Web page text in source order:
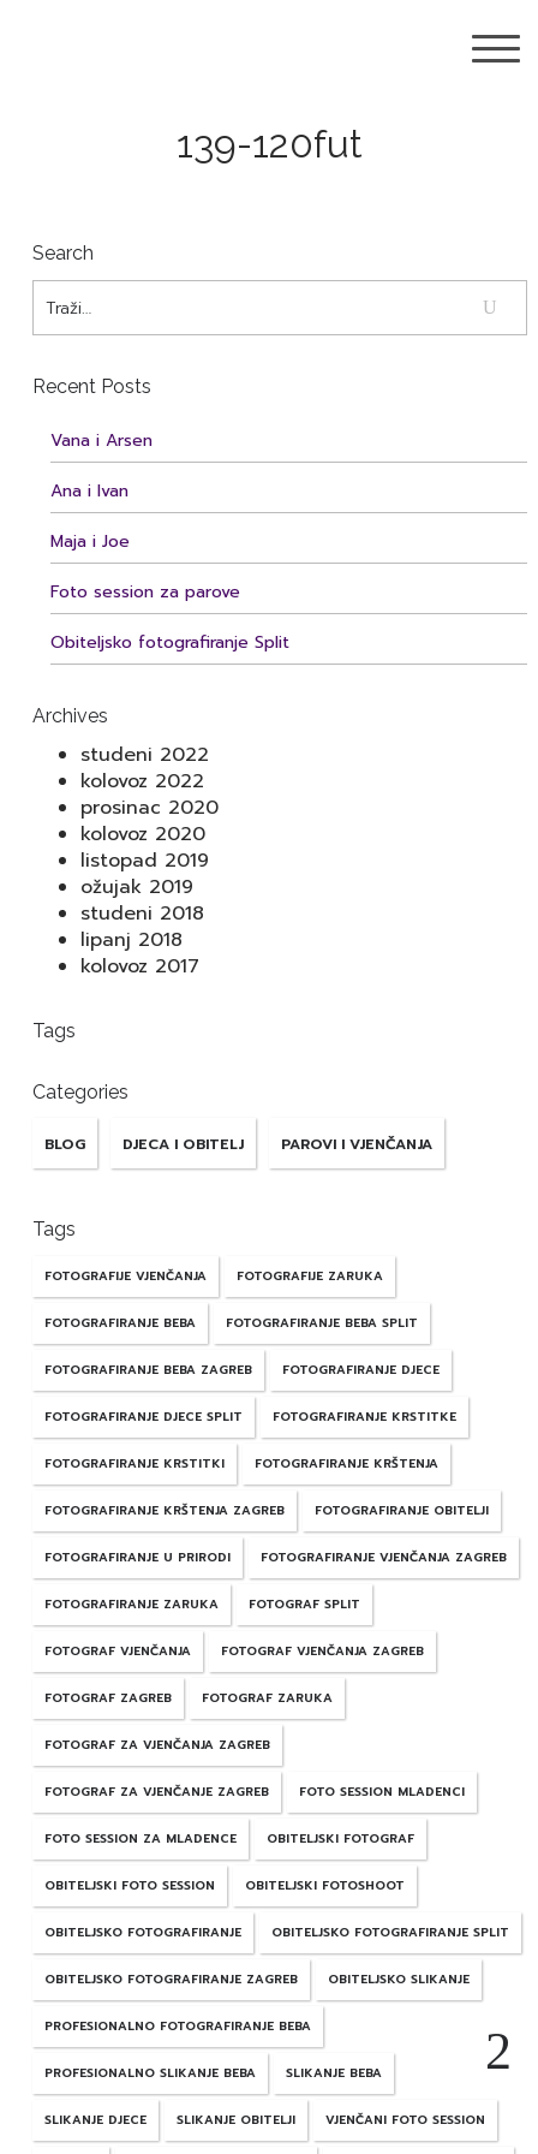
139-120fut
Search
Recent Posts
Vana i Arsen
Ana i Ivan
Maja i Joe
Foto session za parove
Obiteljsko fotografiranje Split
Archives
studeni 2022
kolovoz 2022
prosinac 2020
kolovoz 2020
listopad 2019
ožujak 2019
studeni 2018
lipanj 2018
kolovoz 2017
Tags
Categories
BLOG DJECA I OBITELJ PAROVI I VJENČANJA
Tags
FOTOGRAFIJE VJENČANJA FOTOGRAFIJE ZARUKA
FOTOGRAFIRANJE BEBA FOTOGRAFIRANJE BEBA SPLIT
FOTOGRAFIRANJE BEBA ZAGREB FOTOGRAFIRANJE DJECE
FOTOGRAFIRANJE DJECE SPLIT FOTOGRAFIRANJE KRSTITKE
FOTOGRAFIRANJE KRSTITKI FOTOGRAFIRANJE KRŠTENJA
FOTOGRAFIRANJE KRŠTENJA ZAGREB FOTOGRAFIRANJE OBITELJI
FOTOGRAFIRANJE U PRIRODI FOTOGRAFIRANJE VJENČANJA ZAGREB
FOTOGRAFIRANJE ZARUKA FOTOGRAF SPLIT
FOTOGRAF VJENČANJA FOTOGRAF VJENČANJA ZAGREB
FOTOGRAF ZAGREB FOTOGRAF ZARUKA
FOTOGRAF ZA VJENČANJA ZAGREB
FOTOGRAF ZA VJENČANJE ZAGREB FOTO SESSION MLADENCI
FOTO SESSION ZA MLADENCE OBITELJSKI FOTOGRAF
OBITELJSKI FOTO SESSION OBITELJSKI FOTOSHOOT
OBITELJSKO FOTOGRAFIRANJE OBITELJSKO FOTOGRAFIRANJE SPLIT
OBITELJSKO FOTOGRAFIRANJE ZAGREB OBITELJSKO SLIKANJE
PROFESIONALNO FOTOGRAFIRANJE BEBA
PROFESIONALNO SLIKANJE BEBA SLIKANJE BEBA
SLIKANJE DJECE SLIKANJE OBITELJI VJENČANI FOTO SESSION